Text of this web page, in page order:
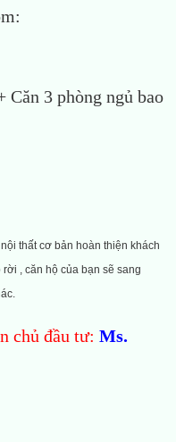
Căn 3 phòng ngủ bao
thất cơ bản hoàn thiện khách
, căn hộ của bạn sẽ sang
chủ đầu tư: Ms.